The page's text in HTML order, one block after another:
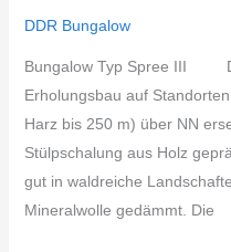
DDR Bungalow
Bungalow Typ Spree III
Erholungsbau auf
Harz bis 250 m) über NN
Stülpschalung aus Holz
gut in waldreiche
Mineralwolle gedämmt. Die